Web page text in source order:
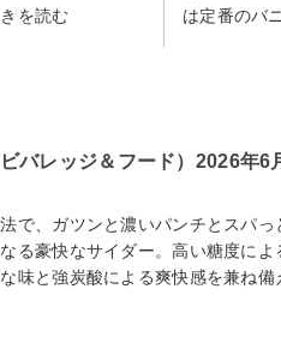
を読む
は定番のバ
バレッジ＆フード）2026年6
で、ガツンと濃いパンチとスパっ
る豪快なサイダー。高い糖度によ
味と強炭酸による爽快感を兼ね備